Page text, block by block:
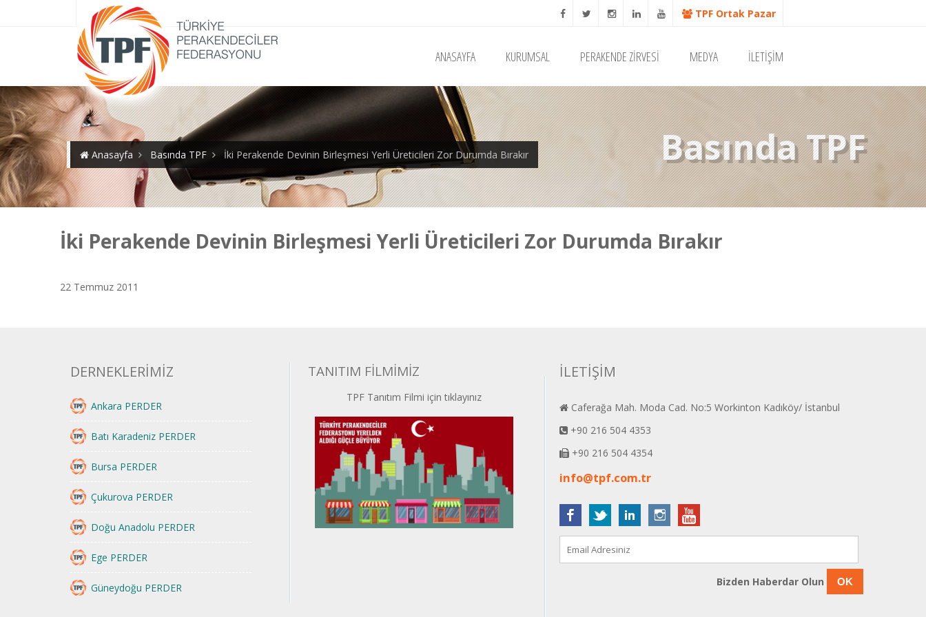
TPF Ortak Pazar
ANASAYFA KURUMSAL PERAKENDE ZİRVESİ MEDYA İLETİŞİM
Basında TPF
Anasayfa Basında TPF İki Perakende Devinin Birleşmesi Yerli Üreticileri Zor Durumda Bırakır
İki Perakende Devinin Birleşmesi Yerli Üreticileri Zor Durumda Bırakır
22 Temmuz 2011
DERNEKLERİMİZ
Ankara PERDER
Batı Karadeniz PERDER
Bursa PERDER
Çukurova PERDER
Doğu Anadolu PERDER
Ege PERDER
Güneydoğu PERDER
TANITIM FİLMİMİZ
TPF Tanıtım Filmi için tıklayınız
İLETİŞİM
Caferağa Mah. Moda Cad. No:5 Workinton Kadıköy/ İstanbul
+90 216 504 4353
+90 216 504 4354
info@tpf.com.tr
Bizden Haberdar Olun OK